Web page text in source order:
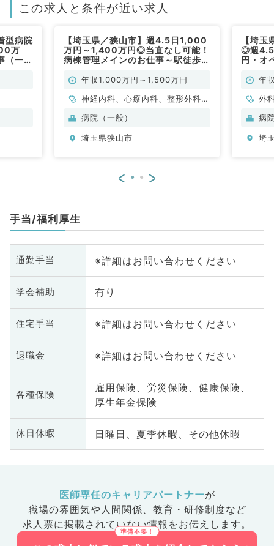
この求人と条件が近い求人
型病院
万
（一般
【埼玉県／狭山市】週4.5日1,000
万円～1,400万円◎当直なし可能！
病棟管理メインのお仕事～駅徒歩圏
常勤）年収1,000万円～1,500万円
神経内科、心療内科、整形外科、
形成外科、美容外科、脳神経外
小児外科、泌尿器科、一般内科、
科、老年内科、外科系全般、一般
病院（一般）
埼玉県狭山市
【埼
◎週4.5
円・オ
年
外
病
埼
< >
手当/福利厚生
通勤手当 ※詳細はお問い合わせください
学会補助 有り
住宅手当 ※詳細はお問い合わせください
退職金 ※詳細はお問い合わせください
各種保険
雇用保険、労災保険、健康保険、
厚生年金保険
休日休暇 日曜日、夏季休暇、その他休暇
医師専任のキャリアパートナーが
職場の雰囲気や人間関係、 教育・研修制度など
求人票に掲載されていない情報をお伝えします。